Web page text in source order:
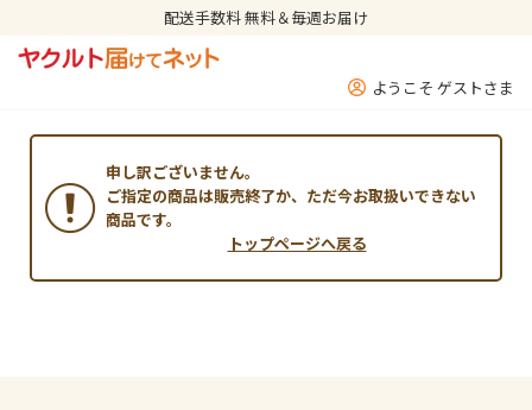
配送手数料 無料＆毎週お届け
ようこそ ゲストさま
申し訳ございません。
ご指定の商品は販売終了か、ただ今お取扱いできない
商品です。
トップページへ戻る